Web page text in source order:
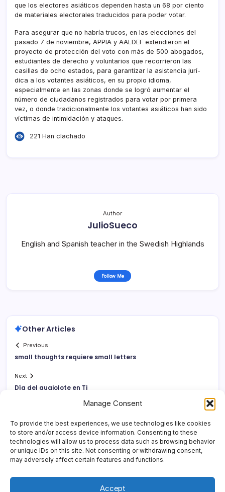
Manage Consent
To provide the best experiences, we use technologies like cookies
to store and/or access device information. Consenting to these
technologies will allow us to process data such as browsing behavior
or unique IDs on this site. Not consenting or withdrawing consent,
may adversely affect certain features and functions.
Accept
que los electores asiáticos dependen hasta un 68 por ciento
de materiales electorales traducidos para poder votar.
Para asegurar que no habrí­a trucos, en las elecciones del
pasado 7 de noviembre, APPIA y AALDEF extendieron el
proyecto de protección del voto con más de 500 abogados,
estudiantes de derecho y voluntarios que recorrieron las
casillas de ocho estados, para garantizar la asistencia jurí­
dica a los votantes asiáticos, en su propio idioma,
especialmente en las zonas donde se logró aumentar el
número de ciudadanos registrados para votar por primera
vez, o donde tradicionalmente los votantes asiáticos han sido
ví­ctimas de intimidación y ataques.
221 Han clachado
Author
JulioSueco
English and Spanish teacher in the Swedish Highlands
Follow Me
Other Articles
Previous
small thoughts requiere small letters
Next
Dí­a del guajolote en Tj